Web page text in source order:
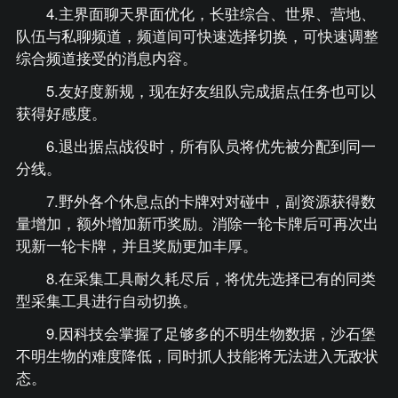
4.主界面聊天界面优化，长驻综合、世界、营地、
队伍与私聊频道，频道间可快速选择切换，可快速调整
综合频道接受的消息内容。
5.友好度新规，现在好友组队完成据点任务也可以
获得好感度。
6.退出据点战役时，所有队员将优先被分配到同一
分线。
7.野外各个休息点的卡牌对对碰中，副资源获得数
量增加，额外增加新币奖励。消除一轮卡牌后可再次出
现新一轮卡牌，并且奖励更加丰厚。
8.在采集工具耐久耗尽后，将优先选择已有的同类
型采集工具进行自动切换。
9.因科技会掌握了足够多的不明生物数据，沙石堡
不明生物的难度降低，同时抓人技能将无法进入无敌状
态。